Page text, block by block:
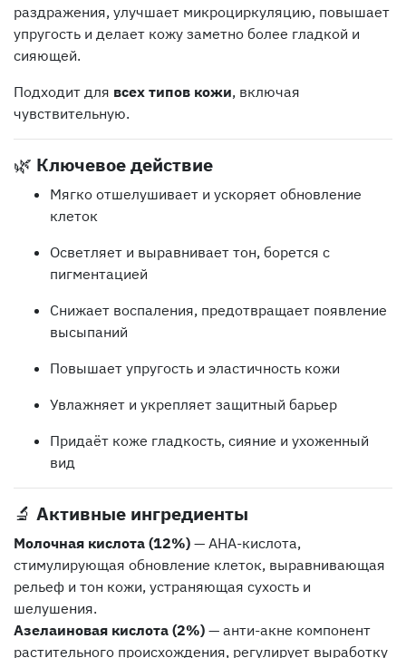
раздражения, улучшает микроциркуляцию, повышает
упругость и делает кожу заметно более гладкой и
сияющей.
Подходит для всех типов кожи, включая
чувствительную.
🌿 Ключевое действие
Мягко отшелушивает и ускоряет обновление
клеток
Осветляет и выравнивает тон, борется с
пигментацией
Снижает воспаления, предотвращает появление
высыпаний
Повышает упругость и эластичность кожи
Увлажняет и укрепляет защитный барьер
Придаёт коже гладкость, сияние и ухоженный
вид
🔬 Активные ингредиенты
Молочная кислота (12%) — AHA-кислота,
стимулирующая обновление клеток, выравнивающая
рельеф и тон кожи, устраняющая сухость и
шелушения.
Азелаиновая кислота (2%) — анти-акне компонент
растительного происхождения, регулирует выработку